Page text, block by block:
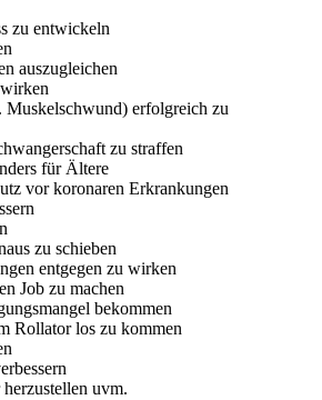
zu entwickeln
auszugleichen
Muskelschwund) erfolgreich zu
zu straffen
für Ältere
vor koronaren Erkrankungen
zu schieben
entgegen zu wirken
Job zu machen
bekommen
Rollator los zu kommen
uvm.